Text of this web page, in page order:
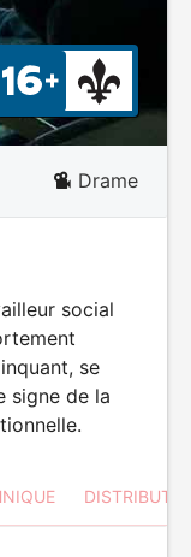
Drame
social
se
signe de la